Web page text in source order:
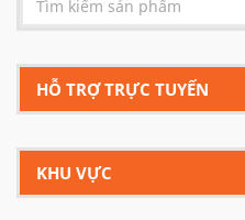
HỖ TRỢ TRỰC TUYẾN
KHU VỰC